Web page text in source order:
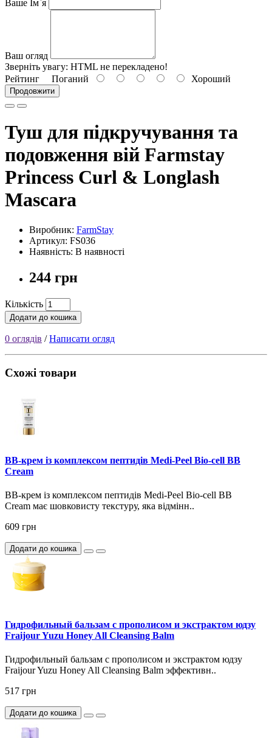
Ваше Ім`я
Ваш огляд
Зверніть увагу: HTML не перекладено!
Рейтинг Поганий Хороший
Продовжити
Туш для підкручування та
подовження вій Farmstay
Princess Curl & Longlash
Mascara
Виробник: FarmStay
Артикул: FS036
Наявність: В наявності
244 грн
Кількість
Додати до кошика
0 оглядів /Написати огляд
Схожі товари
BB-крем із комплексом пептидів Medi-Peel Bio-cell BB
Cream
BB-крем із комплексом пептидів Medi-Peel Bio-cell BB
Cream має шовковисту текстуру, яка відмінн..
609 грн
Додати до кошика
Гидрофильный бальзам с прополисом и экстрактом юдзу
Fraijour Yuzu Honey All Cleansing Balm
Гидрофильный бальзам с прополисом и экстрактом юдзу
Fraijour Yuzu Honey All Cleansing Balm эффективн..
517 грн
Додати до кошика